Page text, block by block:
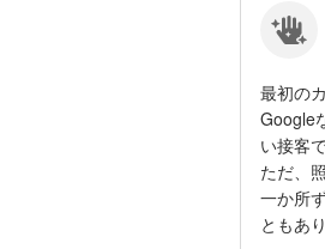
最初の
Google
い接客
ただ、
一か所
ともあ